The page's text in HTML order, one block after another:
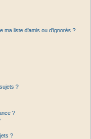
liste d’amis ou d’ignorés ?
?
?
?